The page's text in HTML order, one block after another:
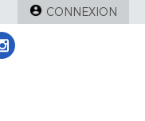
CONNEXION